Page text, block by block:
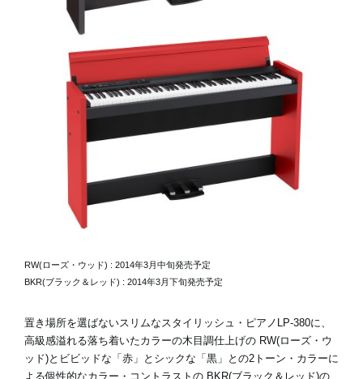
RW(ローズ・ウッド) : 2014年3月中旬発売予定
BKR(ブラック＆レッド) : 2014年3月下旬発売予定
置き場所を選ばないスリムなスタイリッシュ・ピアノLP-380に、
高級感溢れる落ち着いたカラーの木目調仕上げの RW(ローズ・ウ
ッド)とビビッドな「赤」とシックな「黒」との2トーン・カラーに
よる個性的なカラー・コントラストの BKR(ブラック＆レッド)の